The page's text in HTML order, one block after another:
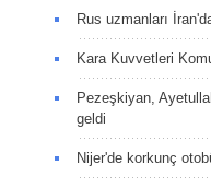
Rus uzmanları
Kara Kuvvetleri
Pezeşkiyan,
geldi
Nijer'de korkunç